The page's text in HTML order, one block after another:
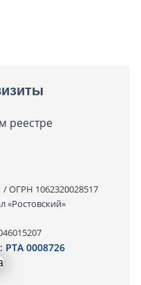
реестре
ОГРН 1062320028517
«Ростовский»
РТА 0008726